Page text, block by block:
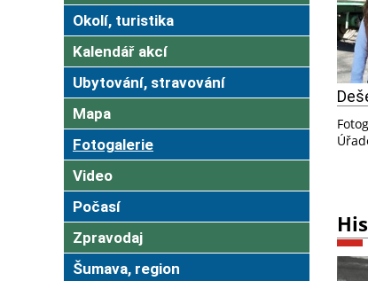
Okolí, turistika
Kalendář akcí
Ubytování, stravování
Mapa
Fotogalerie
Video
Počasí
Zpravodaj
Šumava, region